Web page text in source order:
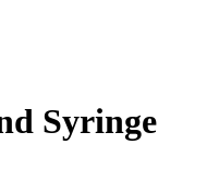
Syringe